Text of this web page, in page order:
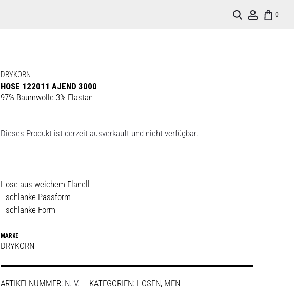
0
Account
Search
DRYKORN
HOSE 122011 AJEND 3000
97% Baumwolle 3% Elastan
Dieses Produkt ist derzeit ausverkauft und nicht verfügbar.
Hose aus weichem Flanell
schlanke Passform
schlanke Form
MARKE
DRYKORN
ARTIKELNUMMER: N. V. KATEGORIEN: HOSEN, MEN